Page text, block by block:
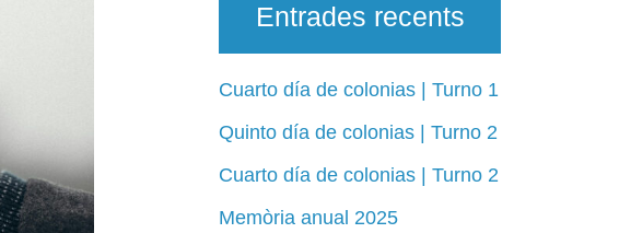
Entrades recents
Cuarto día de colonias | Turno 1
Quinto día de colonias | Turno 2
Cuarto día de colonias | Turno 2
Memòria anual 2025